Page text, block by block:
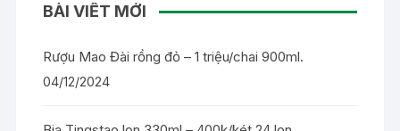
BÀI VIẾT MỚI
Rượu Mao Đài rồng đỏ – 1 triệu/chai 900ml.
04/12/2024